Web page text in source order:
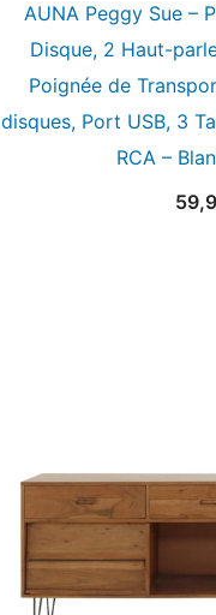
AUNA Peggy Sue –
Disque, 2 Haut-
Poignée de
disques, Port USB, 3
RCA –